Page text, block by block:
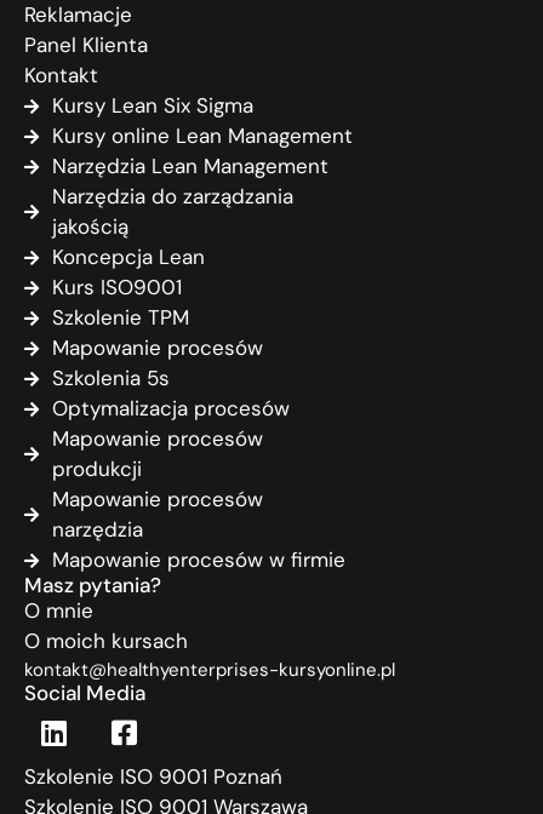
Reklamacje
Panel Klienta
Kontakt
Kursy Lean Six Sigma
Kursy online Lean Management
Narzędzia Lean Management
Narzędzia do zarządzania
jakością
Koncepcja Lean
Kurs ISO9001
Szkolenie TPM
Mapowanie procesów
Szkolenia 5s
Optymalizacja procesów
Mapowanie procesów
produkcji
Mapowanie procesów
narzędzia
Mapowanie procesów w firmie
Masz pytania?
O mnie
O moich kursach
kontakt@healthyenterprises-kursyonline.pl
Social Media
Szkolenie ISO 9001 Poznań
Szkolenie ISO 9001 Warszawa